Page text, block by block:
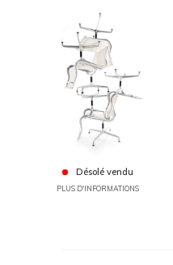
Désolé vendu
PLUS D'INFORMATIONS